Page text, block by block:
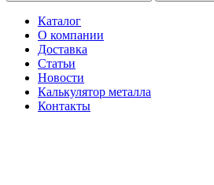
Каталог
О компании
Доставка
Статьи
Новости
Калькулятор металла
Контакты